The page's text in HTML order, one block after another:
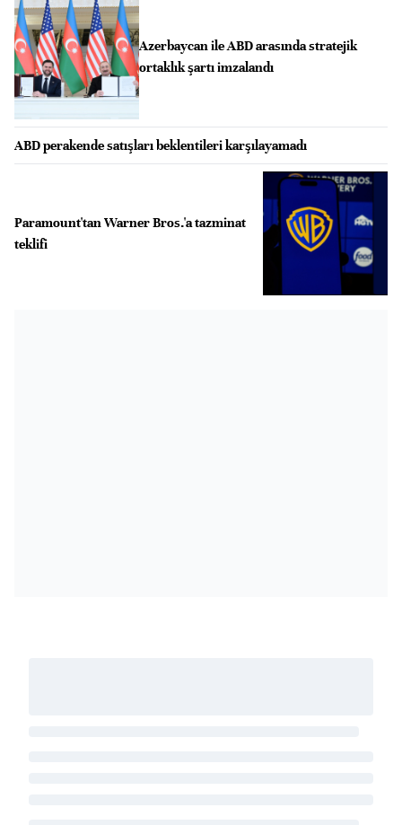
Azerbaycan ile ABD arasında stratejik
ortaklık şartı imzalandı
ABD perakende satışları beklentileri karşılayamadı
Paramount'tan Warner Bros.'a tazminat
teklifi